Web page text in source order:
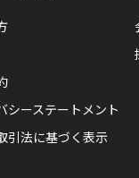
シーステートメント
引法に基づく表示